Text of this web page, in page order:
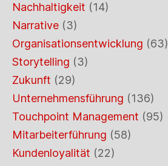
Nachhaltigkeit (14)
Narrative (3)
Organisationsentwicklung (63)
Storytelling (3)
Zukunft (29)
Unternehmensführung (136)
Touchpoint Management (95)
Mitarbeiterführung (58)
Kundenloyalität (22)